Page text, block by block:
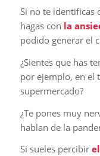
Si no te identificas
hagas con la
podido generar el
¿Sientes que has
por ejemplo, en el
supermercado?
¿Te pones muy
hablan de la
Si sueles percibir